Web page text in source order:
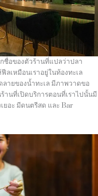
ชื่อของตัวร้านที่แปลว่าปลา
ลเหมือนเราอยู่ในท้องทะเล
ายของน้ำทะเล มีภาพวาดขอ
านที่เปิดบริการตอนที่เราไปนั้นมี
ยอะ มีดนตรีสด และ Bar